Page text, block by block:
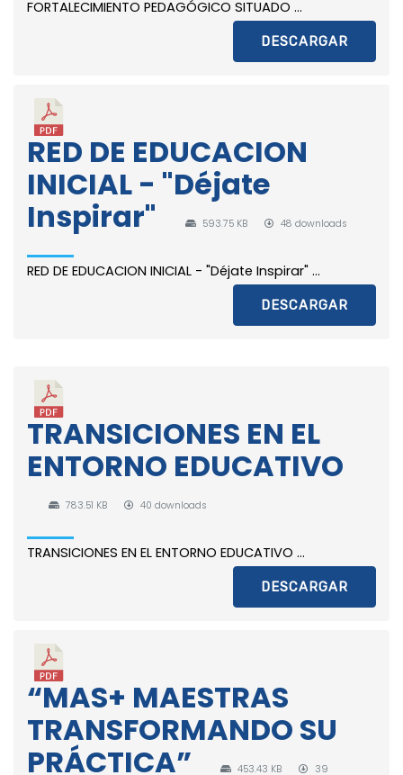
FORTALECIMIENTO PEDAGÓGICO SITUADO ...
DESCARGAR
RED DE EDUCACION
INICIAL - "Déjate
Inspirar"
593.75 KB 48 downloads
RED DE EDUCACION INICIAL - "Déjate Inspirar" ...
DESCARGAR
TRANSICIONES EN EL
ENTORNO EDUCATIVO
783.51 KB 40 downloads
TRANSICIONES EN EL ENTORNO EDUCATIVO ...
DESCARGAR
“MAS+ MAESTRAS
TRANSFORMANDO SU
PRÁCTICA”
453.43 KB 39